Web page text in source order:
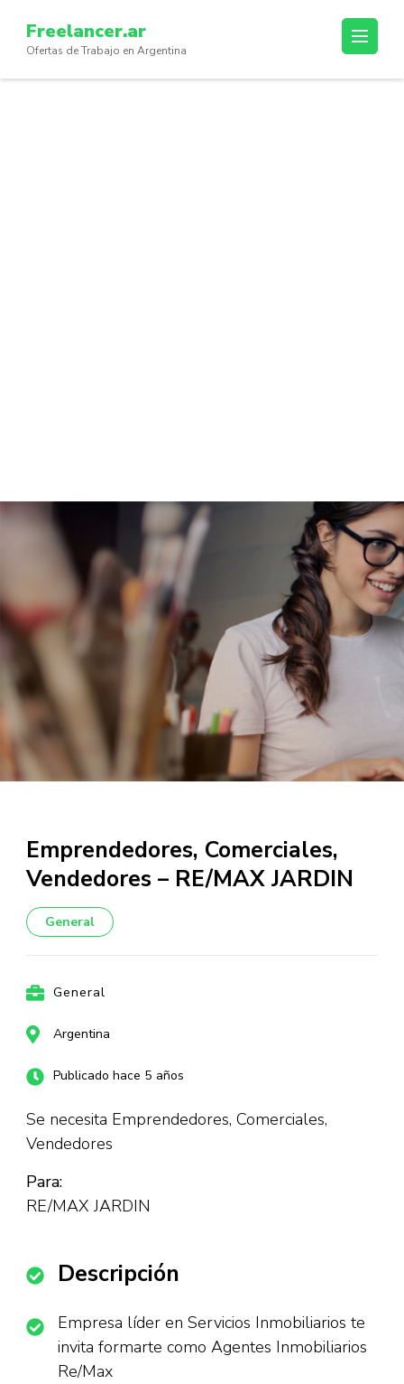
content
(Press
Freelancer.ar
Ofertas de Trabajo en Argentina
Emprendedores, Comerciales,
Vendedores – RE/MAX JARDIN
General
General
Argentina
Publicado hace 5 años
Se necesita Emprendedores, Comerciales,
Vendedores
Para:
RE/MAX JARDIN
Descripción
Empresa líder en Servicios Inmobiliarios te
invita formarte como Agentes Inmobiliarios
Re/Max